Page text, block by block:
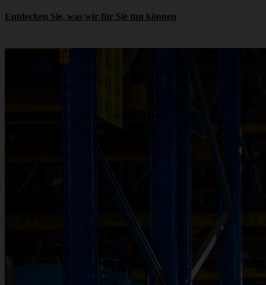
Entdecken Sie, was wir für Sie tun können